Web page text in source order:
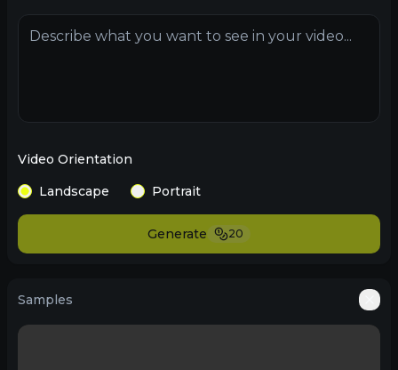
Video Orientation
Landscape
Portrait
Generate 20
Samples